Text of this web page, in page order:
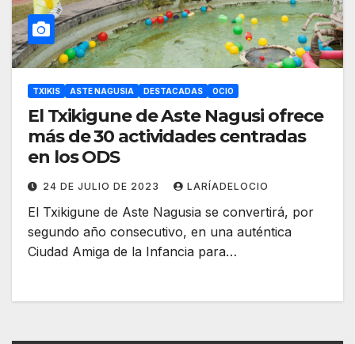
TXIKIS ASTE NAGUSIA DESTACADAS OCIO
El Txikigune de Aste Nagusi ofrece
más de 30 actividades centradas
en los ODS
24 DE JULIO DE 2023 LARÍADELOCIO
El Txikigune de Aste Nagusia se convertirá, por
segundo año consecutivo, en una auténtica
Ciudad Amiga de la Infancia para…